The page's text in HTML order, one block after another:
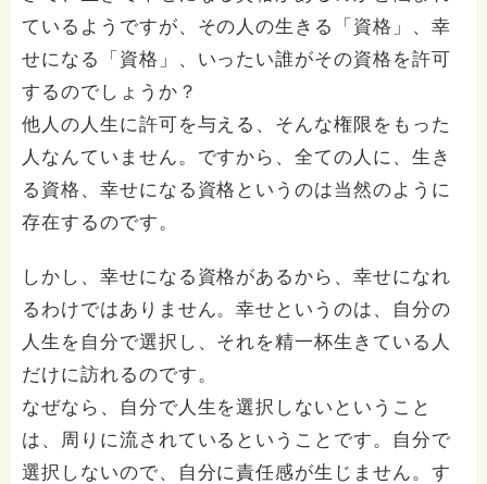
ているようですが、その人の生きる「資格」、幸
せになる「資格」、いったい誰がその資格を許可
するのでしょうか？
他人の人生に許可を与える、そんな権限をもった
人なんていません。ですから、全ての人に、生き
る資格、幸せになる資格というのは当然のように
存在するのです。
しかし、幸せになる資格があるから、幸せになれ
るわけではありません。幸せというのは、自分の
人生を自分で選択し、それを精一杯生きている人
だけに訪れるのです。
なぜなら、自分で人生を選択しないということ
は、周りに流されているということです。自分で
選択しないので、自分に責任感が生じません。す